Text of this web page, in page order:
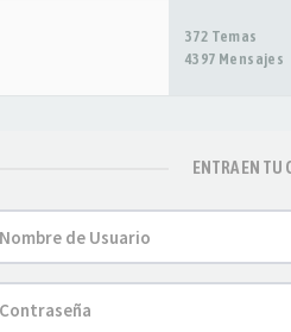
372 Temas
4397 Mensajes
ENTRA EN TU